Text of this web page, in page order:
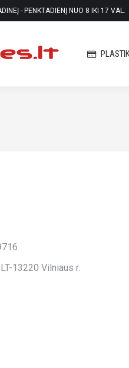
- PENKTADIENĮ NUO 8 IKI 17 VAL.
13220 Vilniaus r.